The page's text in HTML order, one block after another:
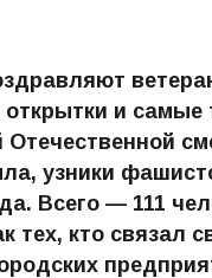
и
узники
Всего — 111
тех, кто